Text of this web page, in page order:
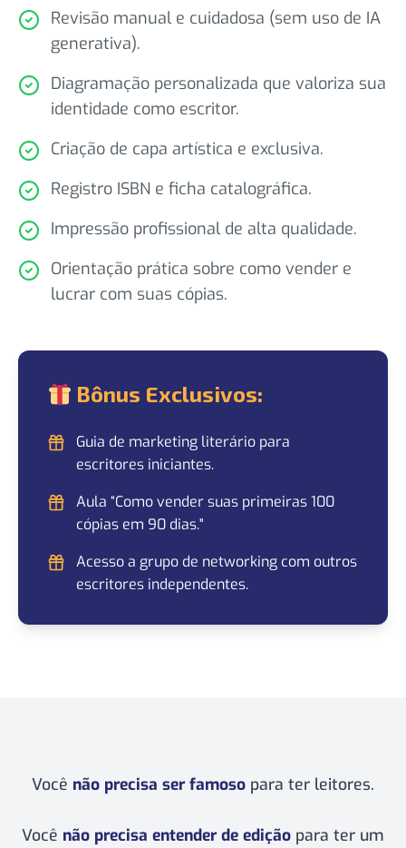
Revisão manual e cuidadosa (sem uso de IA
generativa).
Diagramação personalizada que valoriza sua
identidade como escritor.
Criação de capa artística e exclusiva.
Registro ISBN e ficha catalográfica.
Impressão profissional de alta qualidade.
Orientação prática sobre como vender e
lucrar com suas cópias.
Bônus Exclusivos:
Guia de marketing literário para
escritores iniciantes.
Aula “Como vender suas primeiras 100
cópias em 90 dias."
Acesso a grupo de networking com outros
escritores independentes.
Você não precisa ser famoso para ter leitores.
Você não precisa entender de edição para ter um